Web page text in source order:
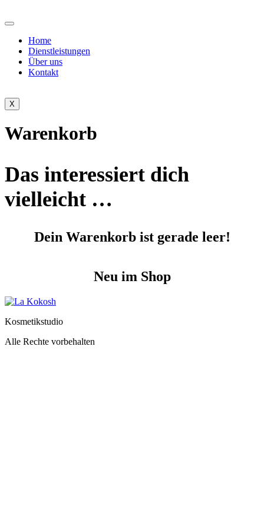
Home
Dienstleistungen
Über uns
Kontakt
X
Warenkorb
Das interessiert dich
vielleicht …
Dein Warenkorb ist gerade leer!
Neu im Shop
Kosmetikstudio
Alle Rechte vorbehalten